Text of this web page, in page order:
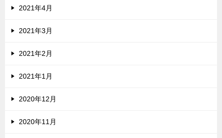
2021年4月
2021年3月
2021年2月
2021年1月
2020年12月
2020年11月